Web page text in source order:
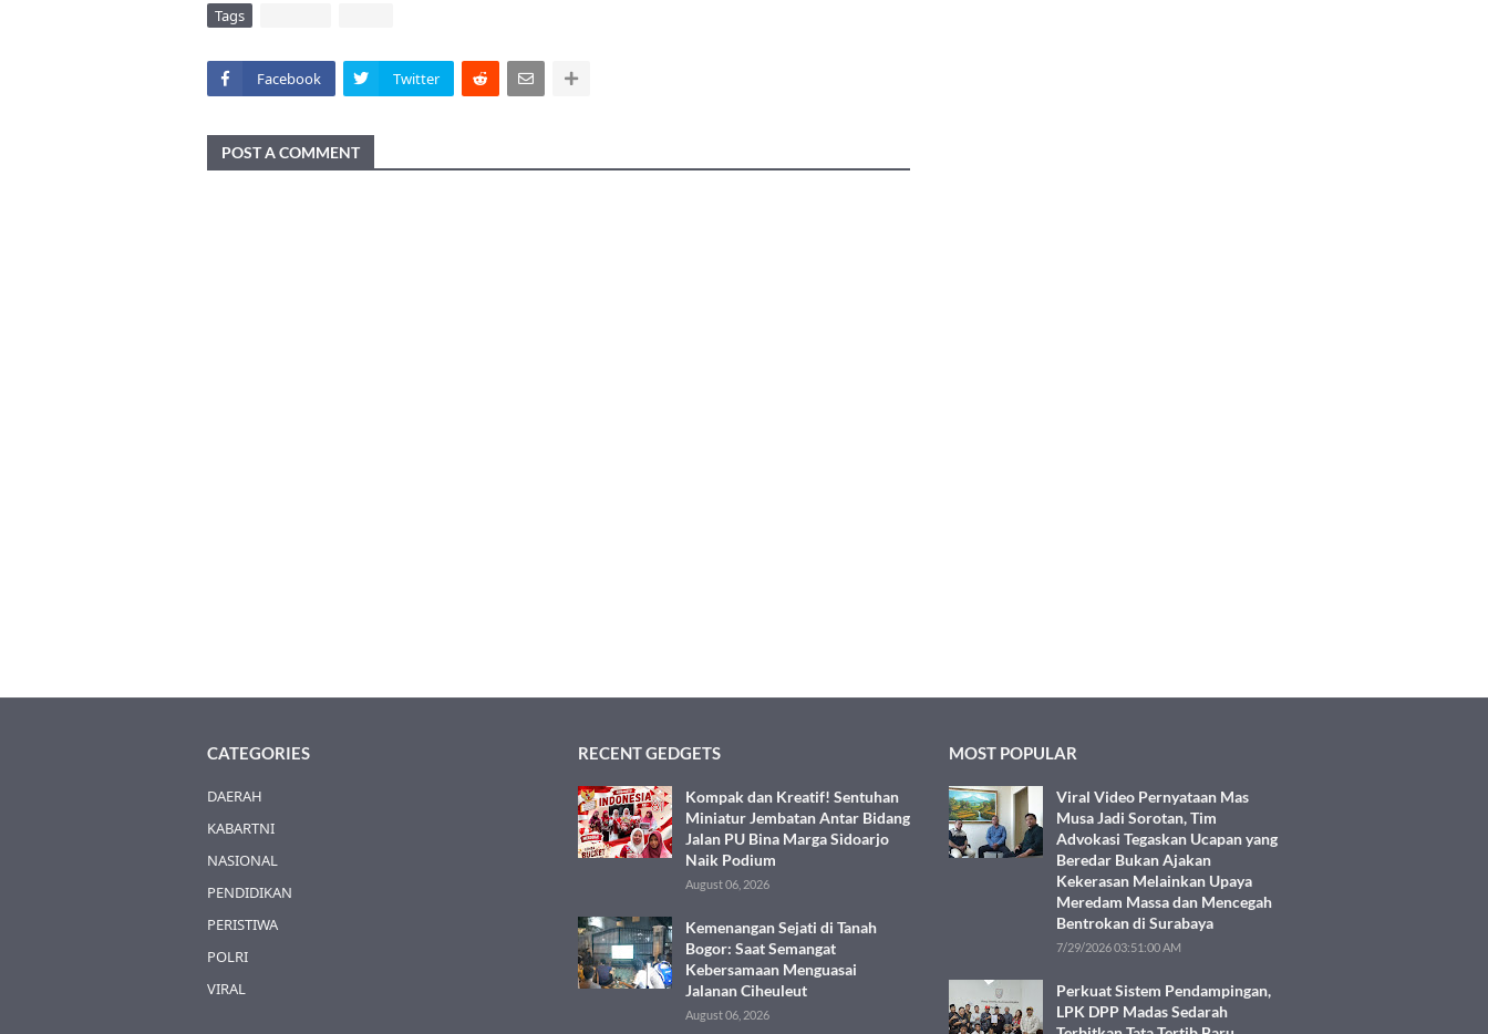
Tags
Facebook Twitter
POST A COMMENT
CATEGORIES
DAERAH
KABARTNI
NASIONAL
PENDIDIKAN
PERISTIWA
POLRI
VIRAL
RECENT GEDGETS
Kompak dan Kreatif! Sentuhan
Miniatur Jembatan Antar Bidang
Jalan PU Bina Marga Sidoarjo
Naik Podium
August 06, 2026
Kemenangan Sejati di Tanah
Bogor: Saat Semangat
Kebersamaan Menguasai
Jalanan Ciheuleut
August 06, 2026
MOST POPULAR
Viral Video Pernyataan Mas
Musa Jadi Sorotan, Tim
Advokasi Tegaskan Ucapan yang
Beredar Bukan Ajakan
Kekerasan Melainkan Upaya
Meredam Massa dan Mencegah
Bentrokan di Surabaya
7/29/2026 03:51:00 AM
Perkuat Sistem Pendampingan,
LPK DPP Madas Sedarah